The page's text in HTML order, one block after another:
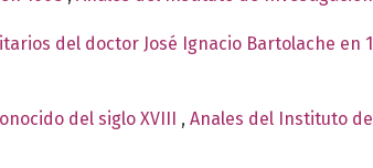
del doctor José Ignacio Bartolache en
del siglo XVIII , Anales del Instituto